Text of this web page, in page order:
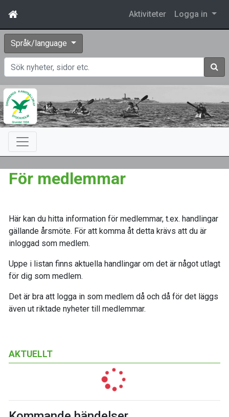
Aktiviteter Logga in
Språk/language
Sök
AKTUELLT
För medlemmar
Här kan du hitta information för medlemmar, t.ex. handlingar
gällande årsmöte. För att komma åt detta krävs att du är
inloggad som medlem.
Uppe i listan finns aktuella handlingar om det är något utlagt
för dig som medlem.
Det är bra att logga in som medlem då och då för det läggs
även ut riktade nyheter till medlemmar.